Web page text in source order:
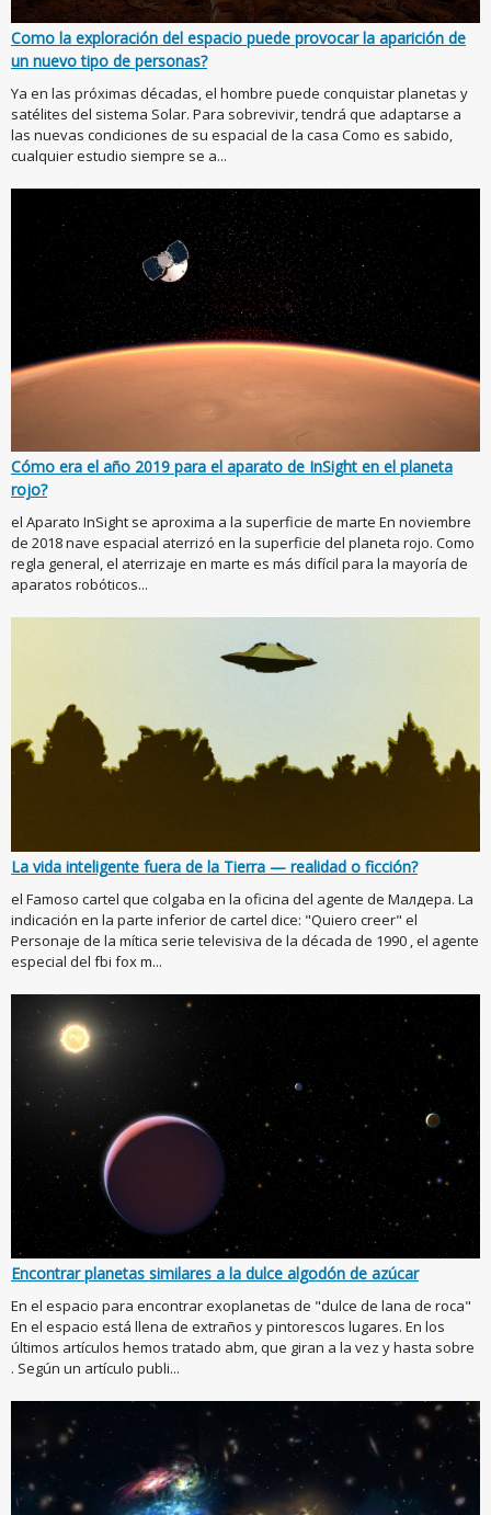
Como la exploración del espacio puede provocar la aparición de
un nuevo tipo de personas?
Ya en las próximas décadas, el hombre puede conquistar planetas y
satélites del sistema Solar. Para sobrevivir, tendrá que adaptarse a
las nuevas condiciones de su espacial de la casa Como es sabido,
cualquier estudio siempre se a...
Cómo era el año 2019 para el aparato de InSight en el planeta
rojo?
el Aparato InSight se aproxima a la superficie de marte En noviembre
de 2018 nave espacial aterrizó en la superficie del planeta rojo. Como
regla general, el aterrizaje en marte es más difícil para la mayoría de
aparatos robóticos...
La vida inteligente fuera de la Tierra — realidad o ficción?
el Famoso cartel que colgaba en la oficina del agente de Малдера. La
indicación en la parte inferior de cartel dice: "Quiero creer" el
Personaje de la mítica serie televisiva de la década de 1990 , el agente
especial del fbi fox m...
Encontrar planetas similares a la dulce algodón de azúcar
En el espacio para encontrar exoplanetas de "dulce de lana de roca"
En el espacio está llena de extraños y pintorescos lugares. En los
últimos artículos hemos tratado abm, que giran a la vez y hasta sobre
. Según un artículo publi...